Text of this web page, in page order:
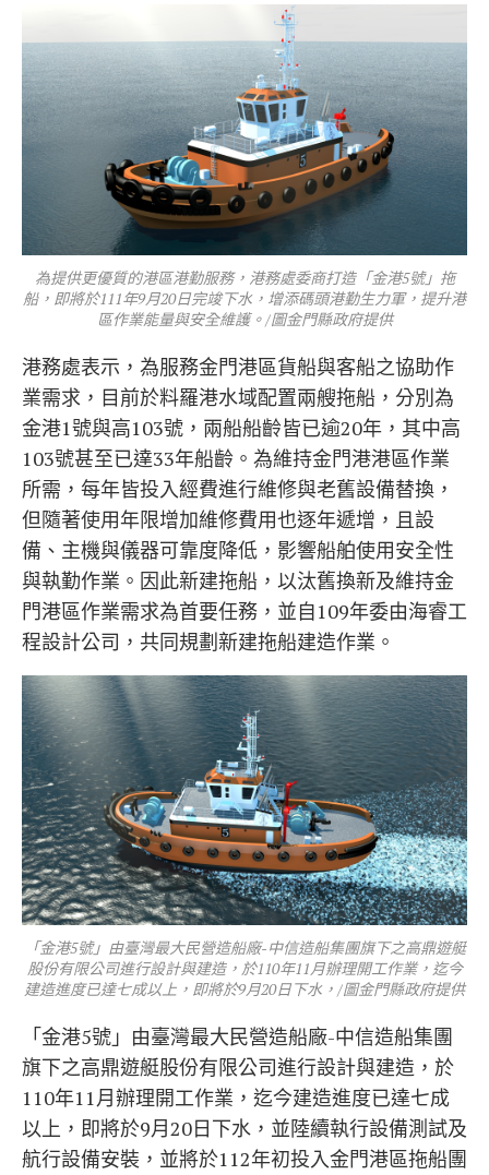
為提供更優質的港區港勤服務，港務處委商打造「金港5號」拖
船，即將於111年9月20日完竣下水，增添碼頭港勤生力軍，提升港
區作業能量與安全維護。/圖金門縣政府提供
港務處表示，為服務金門港區貨船與客船之協助作
業需求，目前於料羅港水域配置兩艘拖船，分別為
金港1號與高103號，兩船船齡皆已逾20年，其中高
103號甚至已達33年船齡。為維持金門港港區作業
所需，每年皆投入經費進行維修與老舊設備替換，
但隨著使用年限增加維修費用也逐年遞增，且設
備、主機與儀器可靠度降低，影響船舶使用安全性
與執勤作業。因此新建拖船，以汰舊換新及維持金
門港區作業需求為首要任務，並自109年委由海睿工
程設計公司，共同規劃新建拖船建造作業。
「金港5號」由臺灣最大民營造船廠-中信造船集團旗下之高鼎遊艇
股份有限公司進行設計與建造，於110年11月辦理開工作業，迄今
建造進度已達七成以上，即將於9月20日下水，/圖金門縣政府提供
「金港5號」由臺灣最大民營造船廠-中信造船集團
旗下之高鼎遊艇股份有限公司進行設計與建造，於
110年11月辦理開工作業，迄今建造進度已達七成
以上，即將於9月20日下水，並陸續執行設備測試及
航行設備安裝，並將於112年初投入金門港區拖船團